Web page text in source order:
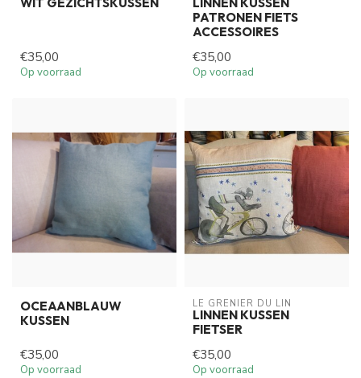
€35,00
Op voorraad
PATRONEN FIETS
ACCESSOIRES
€35,00
Op voorraad
OCEAANBLAUW
KUSSEN
€35,00
Op voorraad
LE GRENIER DU LIN
LINNEN KUSSEN
FIETSER
€35,00
Op voorraad